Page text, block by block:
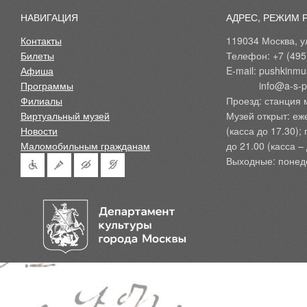
НАВИГАЦИЯ
Контакты
Билеты
Афиша
Программы
Филиалы
Виртуальный музей
Новости
Маломобильным гражданам
АДРЕС, РЕЖИМ
119034 Москва,
Телефон: +7
E-mail:
Проезд: станция
Музей открыт:
(касса до 17.30);
до 21.00 (касса
Выходные: